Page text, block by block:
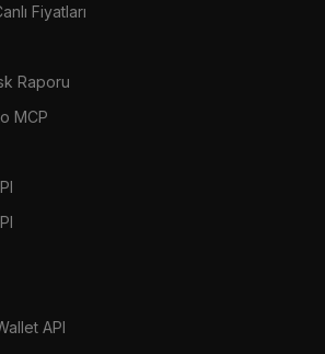
Fiyatları
Raporu
MCP
API